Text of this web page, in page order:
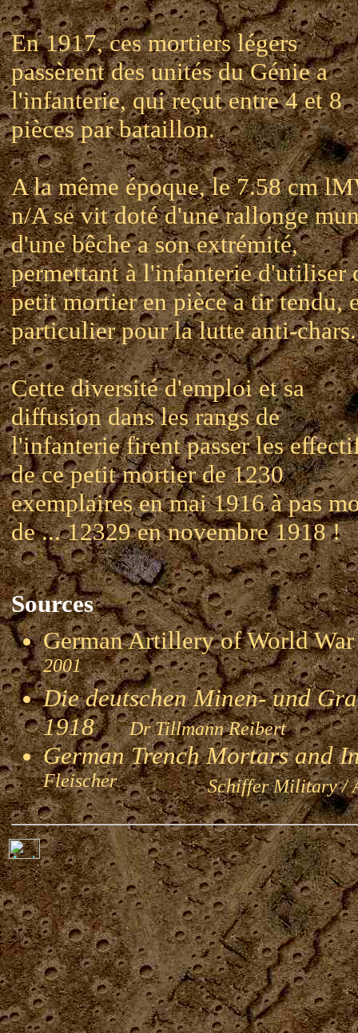
En 1917, ces mortiers légers
passèrent des unités du Génie a
l'infanterie, qui reçut entre 4 et 8
pièces par bataillon.
A la même époque, le 7.58 cm
n/A se vit doté d'une rallonge
d'une bêche a son extrémité,
permettant à l'infanterie d'utiliser
petit mortier en pièce a tir tendu,
particulier pour la lutte anti-chars.
Cette diversité d'emploi et sa
diffusion dans les rangs de
l'infanterie firent passer les
de ce petit mortier de 1230
exemplaires en mai 1916 à pas
de ... 12329 en novembre 1918 !
Sources
German Artillery of World
2001
Die deutschen Minen- und
1918Dr Tillmann Reibert
German Trench Mortars and
FleischerSchiffer Military /